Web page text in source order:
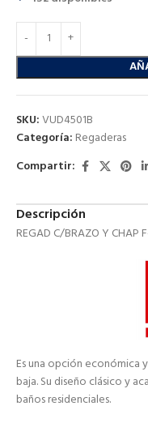
SKU:VUD4501B
Categoría: Regaderas
Compartir:
Descripción
REGAD C/BRAZO Y CHAP
Es una opción económica
baja.Su diseño clásico y
baños residenciales.